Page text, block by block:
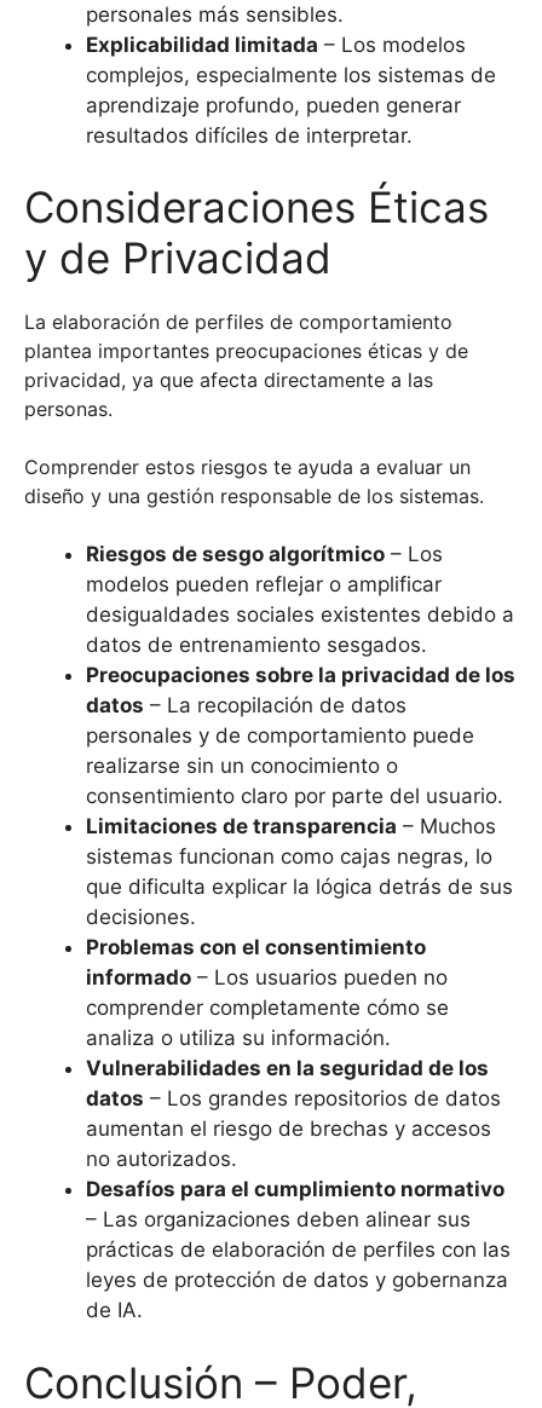
personales más sensibles.
Explicabilidad limitada – Los modelos
complejos, especialmente los sistemas de
aprendizaje profundo, pueden generar
resultados difíciles de interpretar.
Consideraciones Éticas
y de Privacidad
La elaboración de perfiles de comportamiento
plantea importantes preocupaciones éticas y de
privacidad, ya que afecta directamente a las
personas.
Comprender estos riesgos te ayuda a evaluar un
diseño y una gestión responsable de los sistemas.
Riesgos de sesgo algorítmico – Los
modelos pueden reflejar o amplificar
desigualdades sociales existentes debido a
datos de entrenamiento sesgados.
Preocupaciones sobre la privacidad de los
datos – La recopilación de datos
personales y de comportamiento puede
realizarse sin un conocimiento o
consentimiento claro por parte del usuario.
Limitaciones de transparencia – Muchos
sistemas funcionan como cajas negras, lo
que dificulta explicar la lógica detrás de sus
decisiones.
Problemas con el consentimiento
informado – Los usuarios pueden no
comprender completamente cómo se
analiza o utiliza su información.
Vulnerabilidades en la seguridad de los
datos – Los grandes repositorios de datos
aumentan el riesgo de brechas y accesos
no autorizados.
Desafíos para el cumplimiento normativo
– Las organizaciones deben alinear sus
prácticas de elaboración de perfiles con las
leyes de protección de datos y gobernanza
de IA.
Conclusión – Poder,